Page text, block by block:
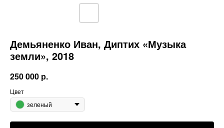
Демьяненко Иван, Диптих «Музыка
земли», 2018
250 000 р.
Цвет
зеленый